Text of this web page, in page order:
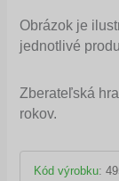
Obrázok je
jednotlivé
Zberateľská
rokov.
Kód výrobku: